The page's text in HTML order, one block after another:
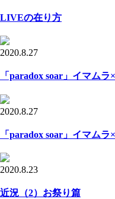
LIVEの在り方
2020.8.27
「paradox soar」イマムラ
2020.8.27
「paradox soar」イマムラ
2020.8.23
近況（2）お祭り篇